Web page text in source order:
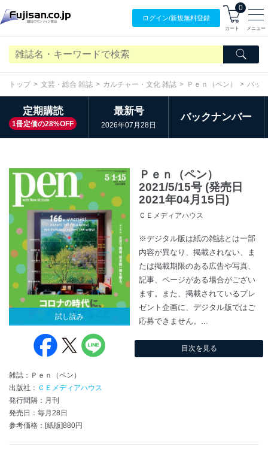
ログイン/新規無料登録
0
カート メニュー
トップ 文芸・総合 雑誌 カルチャー・文化 雑誌 Ｐｅｎ（ペン） バッ
定期購読
1冊定価の28%OFF
最新号
2026年07月28日
バックナンバー
試し読み
雑誌：Ｐｅｎ（ペン）
出版社： ＣＥメディアハウス
発行間隔：月刊
発売日：毎月28日
参考価格：[紙版]880円
Ｐｅｎ（ペン）
2021/5/15号 (発売日
2021年04月15日)
ＣＥメディアハウス
※デジタル版は紙の雑誌とは一部
内容が異なり、掲載されない、ま
たは掲載期限のある広告や写真、
記事、ページがある場合がござい
ます。また、掲載されているプレ
ゼント企画に、デジタル版ではご
応募できません。...
目次を見る